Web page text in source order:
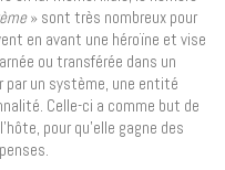
» sont très nombreux pour
en avant une héroïne et vise
ou transférée dans un
par un système, une entité
Celle-ci a comme but de
pour qu’elle gagne des